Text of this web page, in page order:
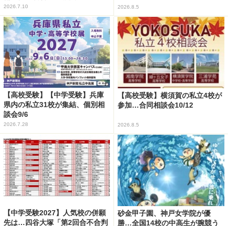
2026.7.10 2026.8.5
【高校受験】【中学受験】兵庫
県内の私立31校が集結、個別相
談会9/6
2026.7.28
【高校受験】横須賀の私立4校が
参加…合同相談会10/12
2026.8.5
【中学受験2027】人気校の併願
先は…四谷大塚「第2回合不合判
砂金甲子園、神戸女学院が優
勝…全国14校の中高生が腕競う